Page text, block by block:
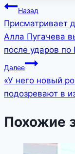
Навигация
по
записям
Назад
Присматривает
Алла Пугачева
после ударов по
Далее
«У него новый
подозревают в
Похожие